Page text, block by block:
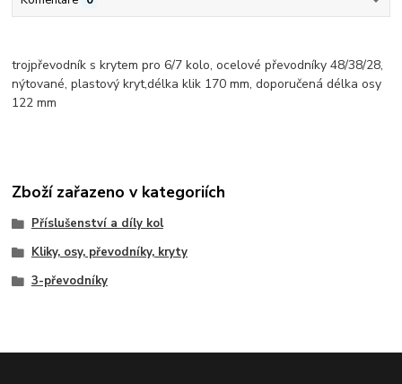
trojpřevodník s krytem pro 6/7 kolo, ocelové převodníky 48/38/28,
nýtované, plastový kryt,délka klik 170 mm, doporučená délka osy
122 mm
Zboží zařazeno v kategoriích
Příslušenství a díly kol
Kliky, osy, převodníky, kryty
3-převodníky